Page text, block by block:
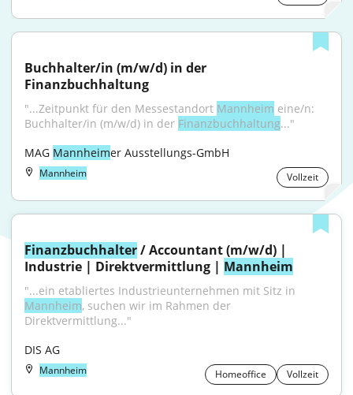
Buchhalter/in (m/w/d) in der
Finanzbuchhaltung
"...Zeitpunkt für den Messestandort Mannheim eine/n:
Buchhalter/in (m/w/d) in der Finanzbuchhaltung..."
MAG Mannheimer Ausstellungs-GmbH
Mannheim Vollzeit
Finanzbuchhalter / Accountant (m/w/d) |
Industrie | Direktvermittlung | Mannheim
Mannheim, suchen wir im Rahmen der
Direktvermittlung..."
DIS AG
Mannheim Homeoffice Vollzeit